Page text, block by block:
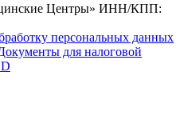
Центры» ИНН/КПП:
персональных данных
для налоговой